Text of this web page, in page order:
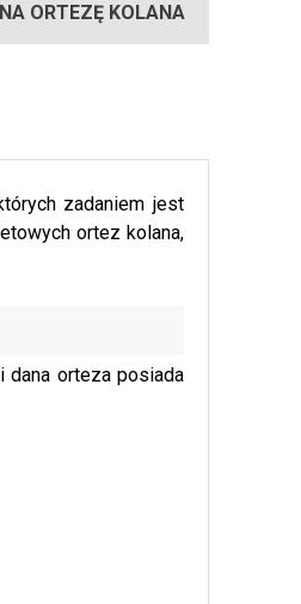
ORTEZĘ KOLANA
zadaniem jest
ortez kolana,
dana orteza posiada